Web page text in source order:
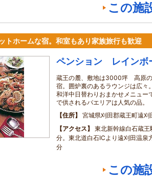
この施
トホームな宿。和室もあり家族旅行も歓迎
ペンション レインボ
蔵王の麓、敷地は3000坪 高原
宿。囲炉裏のあるラウンジは広々
和洋中日替わりおまかせメニュー
で供されるパエリアは人気の品。
住所
宮城県刈田郡蔵王町遠
アクセス
東北新幹線白石蔵
分。東北道白石ICより遠刈田温泉
分
この施